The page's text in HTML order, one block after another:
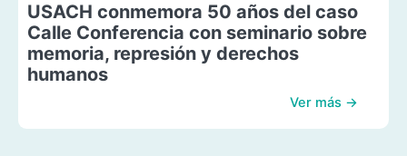
USACH conmemora 50 años del caso
Calle Conferencia con seminario sobre
memoria, represión y derechos
humanos
Ver más →